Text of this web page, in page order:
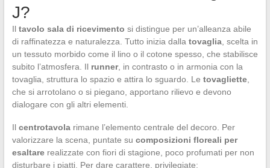
J?
Il tavolo sala di ricevimento si distingue per un’alleanza abile
di raffinatezza e naturalezza. Tutto inizia dalla tovaglia, scelta in
un tessuto morbido come il lino o il cotone spesso, che stabilisce
subito l’atmosfera. Il runner, in contrasto o in armonia con la
tovaglia, struttura lo spazio e attira lo sguardo. Le tovagliette,
che si arrotolano o si piegano, apportano rilievo e devono
dialogare con gli altri elementi.
Il centrotavolarimane l’elemento centrale del decoro. Per
valorizzare la scena, puntate su composizioni floreali per
esaltarerealizzate con fiori di stagione, poco profumati per non
disturbare i piatti. Per dare carattere, privilegiate: